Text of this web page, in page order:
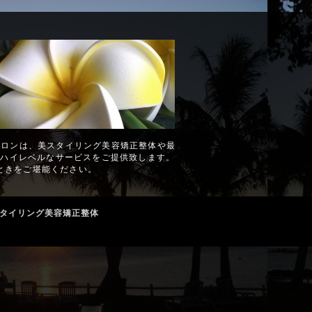
ンは、美スタイリング美容矯正整体や最
レベルなサービスをご提供致します。
をご堪能ください。
イリング美容矯正整体